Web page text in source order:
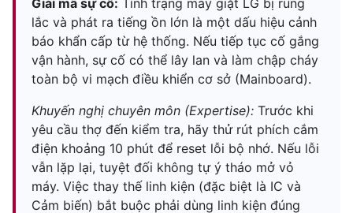
Giải mã sự cố: Tình trạng máy giặt LG bị rung
lắc và phát ra tiếng ồn lớn là một dấu hiệu cảnh
báo khẩn cấp từ hệ thống. Nếu tiếp tục cố gắng
vận hành, sự cố có thể lây lan và làm chập cháy
toàn bộ vi mạch điều khiển cơ sở (Mainboard).
Khuyến nghị chuyên môn (Expertise): Trước khi
yêu cầu thợ đến kiểm tra, hãy thử rút phích cắm
điện khoảng 10 phút để reset lỗi bộ nhớ. Nếu lỗi
vẫn lặp lại, tuyệt đối không tự ý tháo mở vỏ
máy. Việc thay thế linh kiện (đặc biệt là IC và
Cảm biến) bắt buộc phải dùng linh kiện đúng